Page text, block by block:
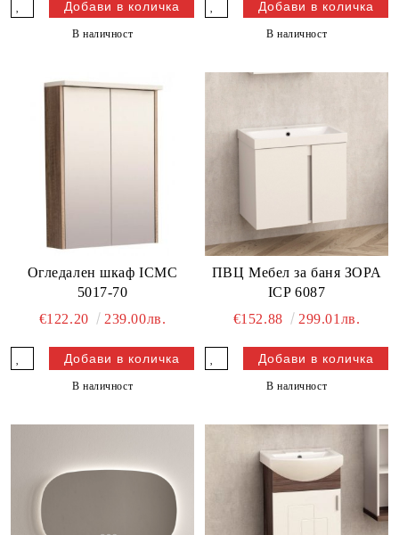
В наличност В наличност
Огледален шкаф ICMC
5017-70
€122.20
239.00лв.
В наличност
ПВЦ Мебел за баня ЗОРА
ICP 6087
€152.88
299.01лв.
В наличност